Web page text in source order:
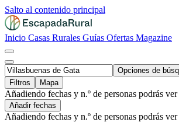
Salto al contenido principal
Inicio Casas Rurales Guías Ofertas Magazine
Opciones de
Filtros
Mapa
Añadiendo fechas y n.º de personas podrás
Añadir fechas
Añadiendo fechas y n.º de personas podrás